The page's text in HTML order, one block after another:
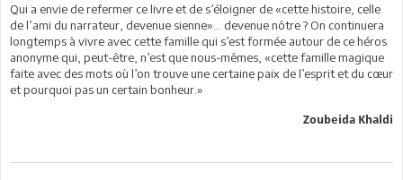
Qui a envie de refermer ce livre et de s’éloigner de «cette histoire, celle
de l’ami du narrateur, devenue sienne»... devenue nôtre ? On continuera
longtemps à vivre avec cette famille qui s’est formée autour de ce héros
anonyme qui, peut-être, n’est que nous-mêmes, «cette famille magique
faite avec des mots où l’on trouve une certaine paix de l’esprit et du cœur
et pourquoi pas un certain bonheur.»
Zoubeida Khaldi